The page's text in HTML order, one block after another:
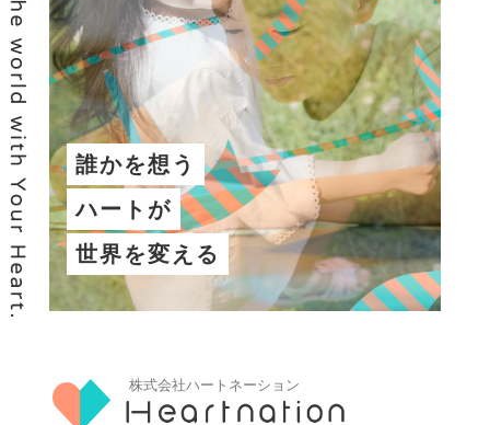
誰かを想う
ハートが
世界を変える